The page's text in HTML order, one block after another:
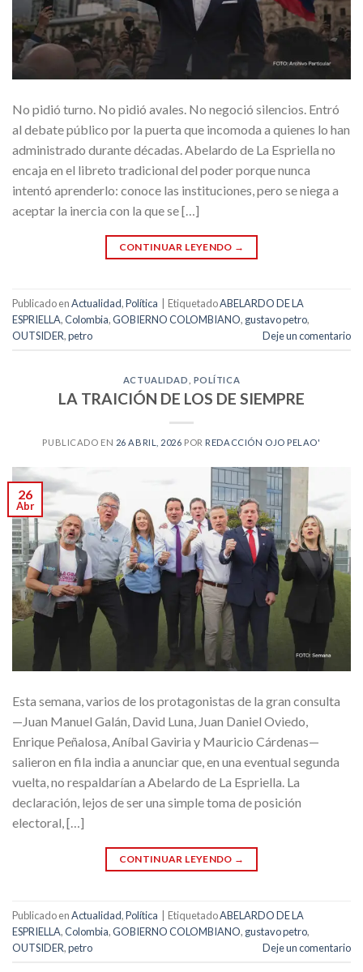
No pidió turno. No pidió avales. No negoció silencios. Entró
al debate público por la puerta que incomoda a quienes lo han
administrado durante décadas. Abelardo de La Espriella no
encaja en el libreto tradicional del poder porque nunca
intentó aprenderlo: conoce las instituciones, pero se niega a
aceptar la inercia con la que se […]
CONTINUAR LEYENDO →
Publicado enActualidad,Política EtiquetadoABELARDO DE LA
ESPRIELLA,Colombia,GOBIERNO COLOMBIANO, gustavo petro,
OUTSIDER,petro Deje un comentario
ACTUALIDAD POLÍTICA
LA TRAICIÓN DE LOS DE SIEMPRE
PUBLICADO EN 26 ABRIL, 2026 POR REDACCIÓN OJO PELAO'
26
Abr
Esta semana, varios de los protagonistas de la gran consulta
—Juan Manuel Galán, David Luna, Juan Daniel Oviedo,
Enrique Peñalosa, Aníbal Gaviria y Mauricio Cárdenas—
salieron en fila india a anunciar que, en una eventual segunda
vuelta, no respaldarían a Abelardo de La Espriella. La
declaración, lejos de ser una simple toma de posición
electoral, […]
CONTINUAR LEYENDO →
Publicado enActualidad,Política EtiquetadoABELARDO DE LA
ESPRIELLA,Colombia,GOBIERNO COLOMBIANO, gustavo petro,
OUTSIDER,petro Deje un comentario